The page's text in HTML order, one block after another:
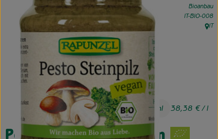
Unsere Hofkiste
Über uns
Neues vom Hof
4,99 €/ 130 ml 38,38 €/ l
Bioanbau
,IT-BIO-008
,
IT